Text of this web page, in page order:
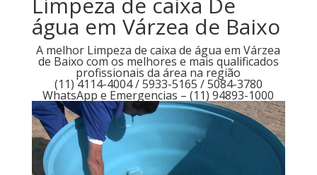
água em Várzea de Baixo
A melhor Limpeza de caixa de água em Várzea
de Baixo com os melhores e mais qualificados
profissionais da área na região
(11) 4114-4004 / 5933-5165 / 5084-3780
WhatsApp e Emergencias – (11) 94893-1000